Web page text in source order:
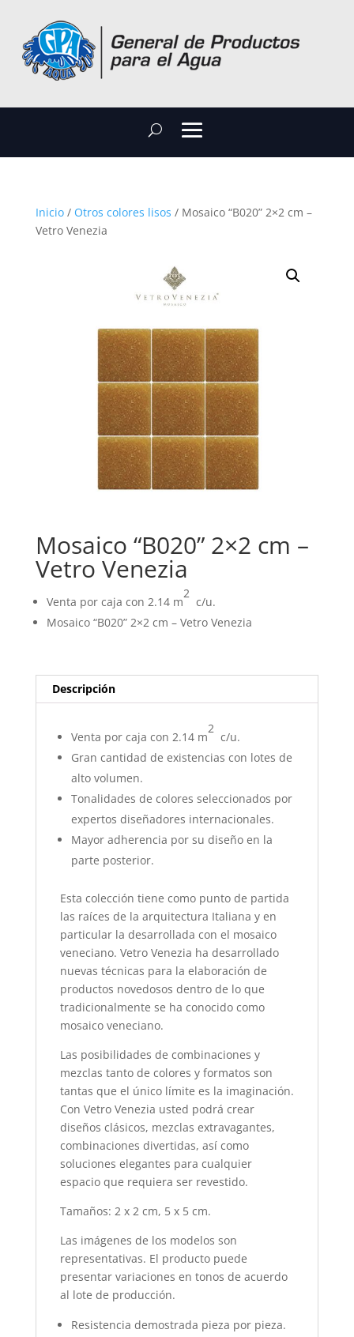
Inicio/ Otros colores lisos / Mosaico “B020” 2×2 cm –
Vetro Venezia
Mosaico “B020” 2×2 cm –
Vetro Venezia
Venta por caja con 2.14 m
2
c/u.
Mosaico “B020” 2×2 cm – Vetro Venezia
Descripción
Venta por caja con 2.14 m
2
c/u.
Gran cantidad de existencias con lotes de
alto volumen.
Tonalidades de colores seleccionados por
expertos diseñadores internacionales.
Mayor adherencia por su diseño en la
parte posterior.
Esta colección tiene como punto de partida
las raíces de la arquitectura Italiana y en
particular la desarrollada con el mosaico
veneciano. Vetro Venezia ha desarrollado
nuevas técnicas para la elaboración de
productos novedosos dentro de lo que
tradicionalmente se ha conocido como
mosaico veneciano.
Las posibilidades de combinaciones y
mezclas tanto de colores y formatos son
tantas que el único límite es la imaginación.
Con Vetro Venezia usted podrá crear
diseños clásicos, mezclas extravagantes,
combinaciones divertidas, así como
soluciones elegantes para cualquier
espacio que requiera ser revestido.
Tamaños: 2 x 2 cm, 5 x 5 cm.
Las imágenes de los modelos son
representativas. El producto puede
presentar variaciones en tonos de acuerdo
al lote de producción.
Resistencia demostrada pieza por pieza.